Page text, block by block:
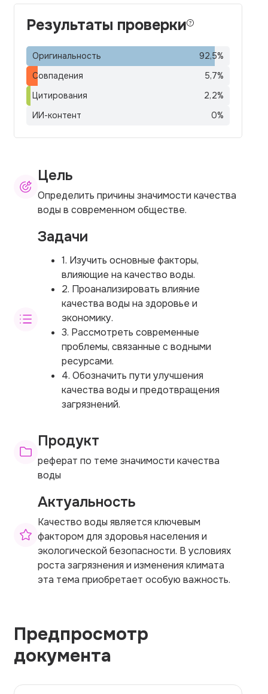
Результаты проверки
Оригинальность 92,5%
Совпадения
5,7%
Цитирования
2,2%
ИИ-контент
0%
Цель
Определить причины значимости качества
воды в современном обществе.
Задачи
1. Изучить основные факторы,
влияющие на качество воды.
2. Проанализировать влияние
качества воды на здоровье и
экономику.
3. Рассмотреть современные
проблемы, связанные с водными
ресурсами.
4. Обозначить пути улучшения
качества воды и предотвращения
загрязнений.
Продукт
реферат по теме значимости качества
воды
Актуальность
Качество воды является ключевым
фактором для здоровья населения и
экологической безопасности. В условиях
роста загрязнения и изменения климата
эта тема приобретает особую важность.
Предпросмотр
документа